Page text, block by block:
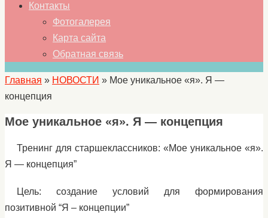
Контакты
Фотогалерея
Карта сайта
Обратная связь
Главная » НОВОСТИ » Мое уникальное «я». Я —
концепция
Мое уникальное «я». Я — концепция
Тренинг для старшеклассников: «Мое уникальное «я».
Я — концепция”
Цель: создание условий для формирования
позитивной “Я – концепции”